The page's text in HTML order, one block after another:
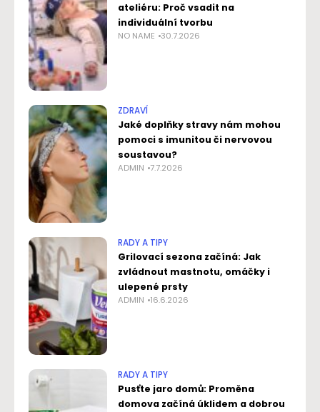
ateliéru: Proč vsadit na
individuální tvorbu
NO NAME 30.7.2026
ZDRAVÍ
Jaké doplňky stravy nám mohou
pomoci s imunitou či nervovou
soustavou?
ADMIN 7.7.2026
RADY A TIPY
Grilovací sezona začíná: Jak
zvládnout mastnotu, omáčky i
ulepené prsty
ADMIN 16.6.2026
RADY A TIPY
Pusťte jaro domů: Proměna
domova začíná úklidem a dobrou